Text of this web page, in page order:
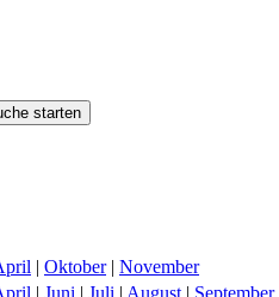
| Oktober| November
| Juni | Juli | August | September